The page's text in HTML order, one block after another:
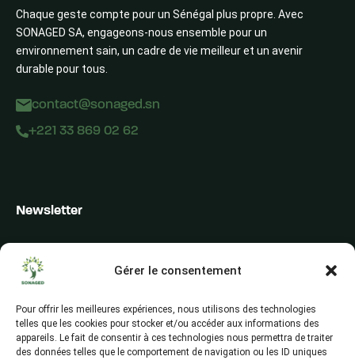
Gérer le consentement
Pour offrir les meilleures expériences, nous utilisons des technologies
telles que les cookies pour stocker et/ou accéder aux informations des
appareils. Le fait de consentir à ces technologies nous permettra de traiter
des données telles que le comportement de navigation ou les ID uniques
Chaque geste compte pour un Sénégal plus propre. Avec
SONAGED SA, engageons-nous ensemble pour un
environnement sain, un cadre de vie meilleur et un avenir
durable pour tous.
contact@sonaged.sn
+221 33 869 02 62
Newsletter
les actualités et les conseils